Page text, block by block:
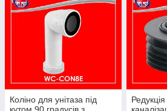
Коліно для унітаза під